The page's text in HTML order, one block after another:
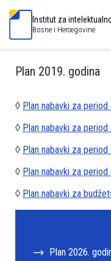
Institut za
Bosne i Hercegovine
Plan 2019. godina
◊ Plan nabavki za
◊ Plan nabavki za
◊ Plan nabavki za
◊ Plan nabavki za
◊ Plan nabavki za
Plan 2026.